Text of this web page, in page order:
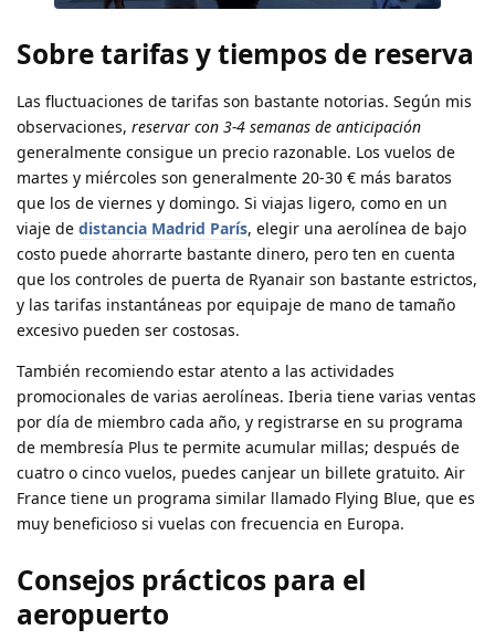
Sobre tarifas y tiempos de reserva
Las fluctuaciones de tarifas son bastante notorias. Según mis
observaciones, reservar con 3-4 semanas de anticipación
generalmente consigue un precio razonable. Los vuelos de
martes y miércoles son generalmente 20-30 € más baratos
que los de viernes y domingo. Si viajas ligero, como en un
viaje de distancia Madrid París, elegir una aerolínea de bajo
costo puede ahorrarte bastante dinero, pero ten en cuenta
que los controles de puerta de Ryanair son bastante estrictos,
y las tarifas instantáneas por equipaje de mano de tamaño
excesivo pueden ser costosas.
También recomiendo estar atento a las actividades
promocionales de varias aerolíneas. Iberia tiene varias ventas
por día de miembro cada año, y registrarse en su programa
de membresía Plus te permite acumular millas; después de
cuatro o cinco vuelos, puedes canjear un billete gratuito. Air
France tiene un programa similar llamado Flying Blue, que es
muy beneficioso si vuelas con frecuencia en Europa.
Consejos prácticos para el
aeropuerto